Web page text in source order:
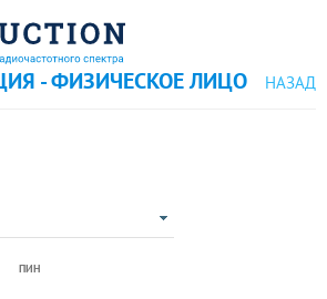
- ФИЗИЧЕСКОЕ ЛИЦО НАЗАД
ПИН